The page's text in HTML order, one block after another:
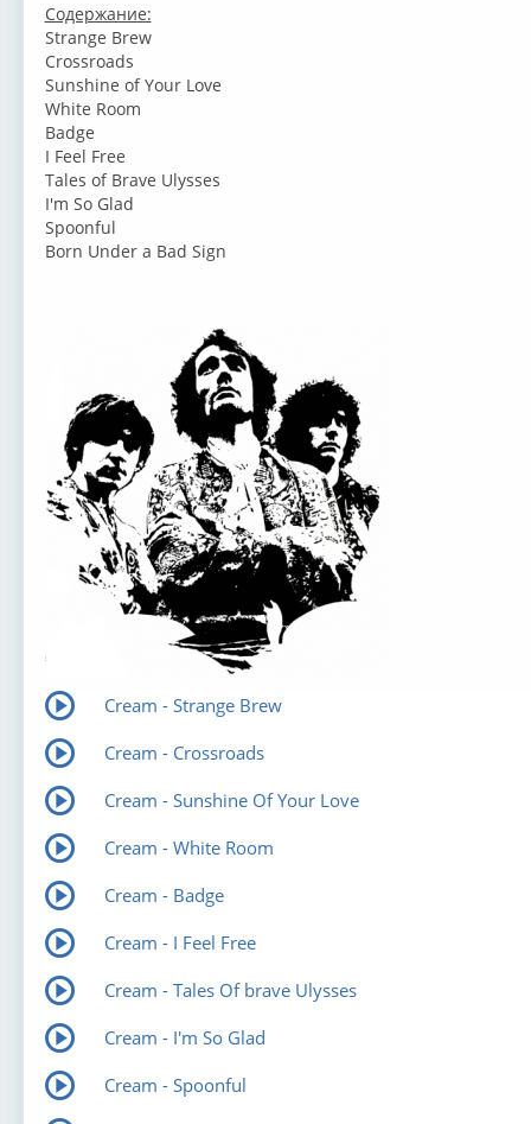
Содержание:
Strange Brew
Crossroads
Sunshine of Your Love
White Room
Badge
I Feel Free
Tales of Brave Ulysses
I'm So Glad
Spoonful
Born Under a Bad Sign
Cream - Strange Brew
Cream - Crossroads
Cream - Sunshine Of Your Love
Cream - White Room
Cream - Badge
Cream - I Feel Free
Cream - Tales Of brave Ulysses
Cream - I'm So Glad
Cream - Spoonful